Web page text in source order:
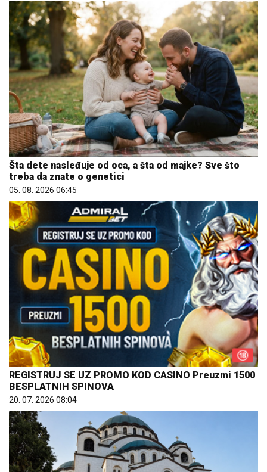
Šta dete nasleđuje od oca, a šta od majke? Sve što
treba da znate o genetici
05. 08. 2026 06:45
REGISTRUJ SE UZ PROMO KOD CASINO Preuzmi 1500
BESPLATNIH SPINOVA
20. 07. 2026 08:04